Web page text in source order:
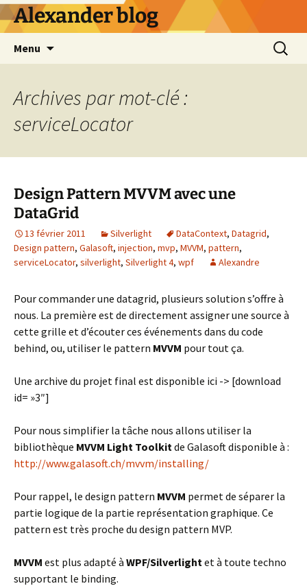
Alexander blog
Menu
Archives par mot-clé :
serviceLocator
Design Pattern MVVM avec une
DataGrid
13 février 2011 Silverlight DataContext, Datagrid,
Design pattern, Galasoft, injection, mvp, MVVM, pattern,
serviceLocator, silverlight, Silverlight 4, wpf Alexandre
Pour commander une datagrid, plusieurs solution s’offre à
nous. La première est de directement assigner une source à
cette grille et d’écouter ces événements dans du code
behind, ou, utiliser le pattern MVVM pour tout ça.
Une archive du projet final est disponible ici -> [download
id= »3″]
Pour nous simplifier la tâche nous allons utiliser la
bibliothèque MVVM Light Toolkitde Galasoft disponible à :
http://www.galasoft.ch/mvvm/installing/
Pour rappel, le design pattern MVVM permet de séparer la
partie logique de la partie représentation graphique. Ce
pattern est très proche du design pattern MVP.
MVVM est plus adapté à WPF/Silverlightet à toute techno
supportant le binding.